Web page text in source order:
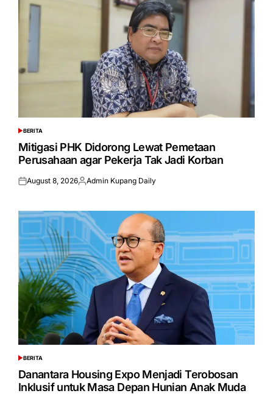
POSTED
IN
BERITA
Mitigasi PHK Didorong Lewat Pemetaan
Perusahaan agar Pekerja Tak Jadi Korban
Posted
August 8, 2026Posted
Admin Kupang Daily
POSTED
IN
BERITA
Danantara Housing Expo Menjadi Terobosan
Inklusif untuk Masa Depan Hunian Anak Muda